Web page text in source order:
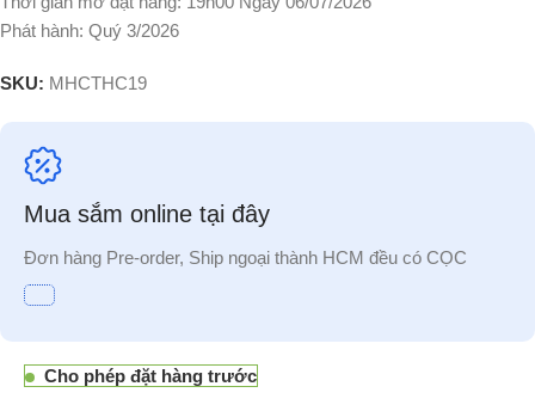
Phát hành: Quý 3/2026
SKU: MHCTHC19
Mua sắm online tại đây
Đơn hàng Pre-order, Ship ngoại thành HCM đều có CỌC
Cho phép đặt hàng trước